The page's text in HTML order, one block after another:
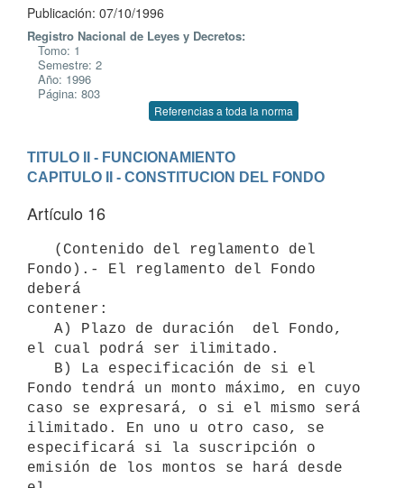
Publicación: 07/10/1996
Registro Nacional de Leyes y Decretos:
Tomo: 1
Semestre: 2
Año: 1996
Página: 803
Referencias a toda la norma
TITULO II - FUNCIONAMIENTO
CAPITULO II - CONSTITUCION DEL FONDO
Artículo 16
Fondo).- El reglamento del Fondo
deberá
contener:
el cual podrá ser ilimitado.
Fondo tendrá un monto máximo, en cuyo
caso se expresará, o si el mismo será
ilimitado. En uno u otro caso, se
especificará si la suscripción o
emisión de los montos se hará desde